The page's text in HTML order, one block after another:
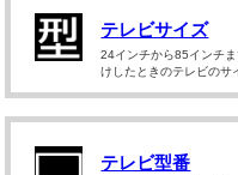
テレビサイズ
24インチから85インチ
けしたときのテレビのサ
テレビ型番